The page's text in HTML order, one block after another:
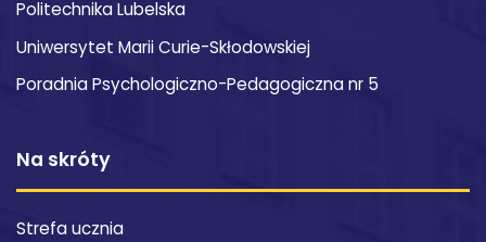
Politechnika Lubelska
Uniwersytet Marii Curie-Skłodowskiej
Poradnia Psychologiczno-Pedagogiczna nr 5
Na skróty
Strefa ucznia